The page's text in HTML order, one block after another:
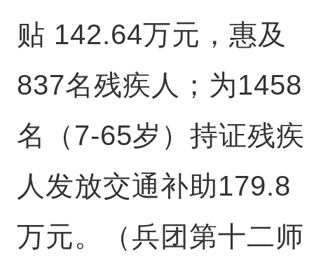
贴 142.64万元，惠及
837名残疾人；为1458
名（7-65岁）持证残疾
人发放交通补助179.8
万元。（兵团第十二师